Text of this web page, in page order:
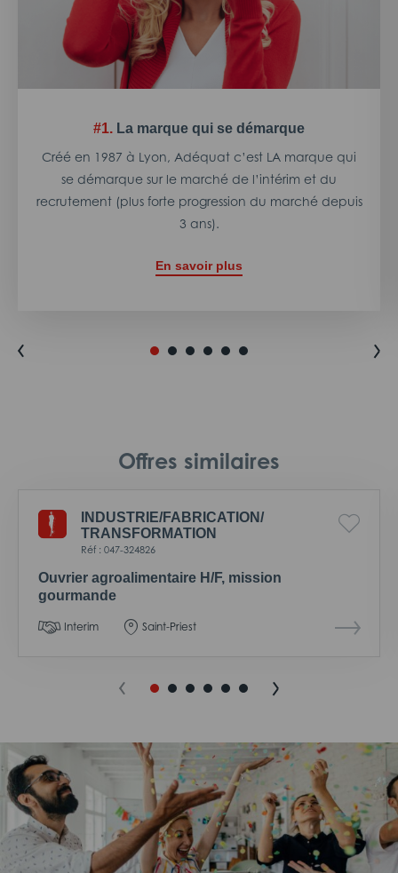
#1. La marque qui se démarque
Créé en 1987 à Lyon, Adéquat c’est LA marque qui
se démarque sur le marché de l’intérim et du
recrutement (plus forte progression du marché depuis
3 ans).
En savoir plus
Offres similaires
INDUSTRIE/FABRICATION/
TRANSFORMATION
Réf : 047-324826
Ouvrier agroalimentaire H/F, mission
gourmande
Interim Saint-Priest